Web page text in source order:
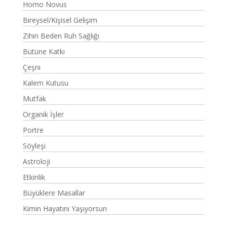
Homo Novus
Bireysel/Kişisel Gelişim
Zihin Beden Ruh Sağlığı
Bütüne Katkı
Çeşni
Kalem Kutusu
Mutfak
Organik İşler
Portre
Söyleşi
Astroloji
Etkinlik
Büyüklere Masallar
Kimin Hayatını Yaşıyorsun